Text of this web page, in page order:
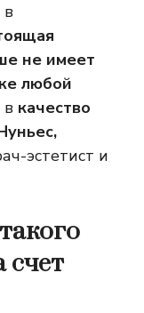
не имеет
любой
качество
эстетист и
счет